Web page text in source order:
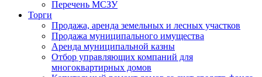
Перечень МСЗУ
Торги
Продажа, аренда земельных и лесных участков
Продажа муниципального имущества
Аренда муниципальной казны
Отбор управляющих компаний для
многоквартирных домов